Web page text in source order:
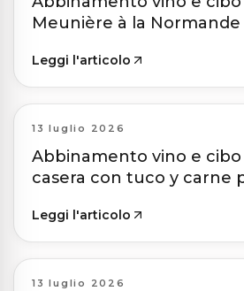
Meunière à la Normande
Leggi l'articolo
13 luglio 2026
Abbinamento vino e cibo
casera con tuco y carne
Leggi l'articolo
13 luglio 2026